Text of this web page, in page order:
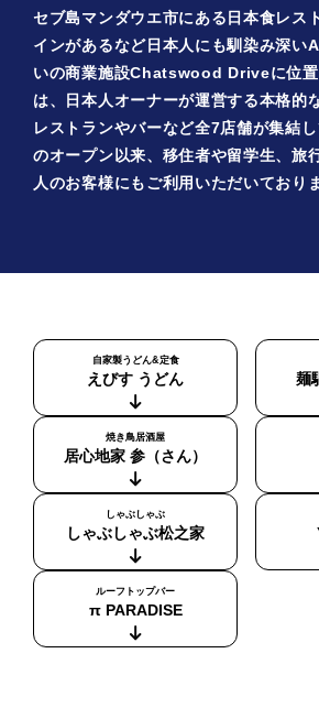
セブ島マンダウエ市にある日本食レス
インがあるなど日本人にも馴染み深
いの商業施設Chatswood Driveに位
は、日本人オーナーが運営する本格的
レストランやバーなど全7店舗が集結
のオープン以来、移住者や留学生、旅
人のお客様にもご利用いただいており
自家製うどん&定食
えびす うどん 麺
焼き鳥居酒屋
居心地家 参（さん）
しゃぶしゃぶ
しゃぶしゃぶ松之家
ルーフトップバー
π PARADISE